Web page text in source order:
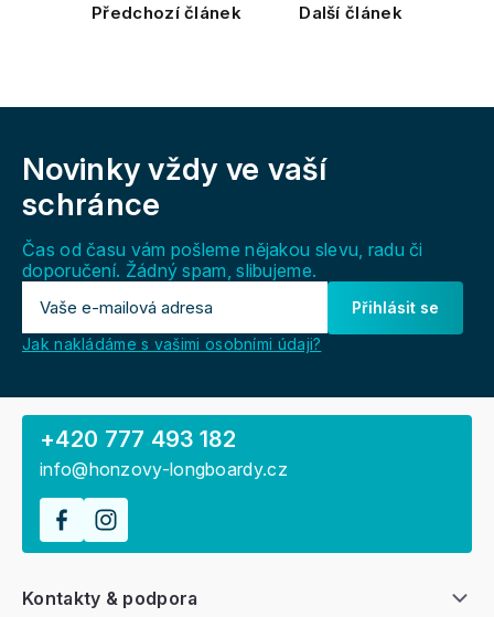
Předchozí článek Další článek
Novinky vždy ve vaší
schránce
Čas od času vám pošleme nějakou slevu, radu či
doporučení. Žádný spam, slibujeme.
Přihlásit se
Jak nakládáme s vašimi osobními údaji?
Kontakty & podpora
+420 777 493 182
info@honzovy-longboardy.cz